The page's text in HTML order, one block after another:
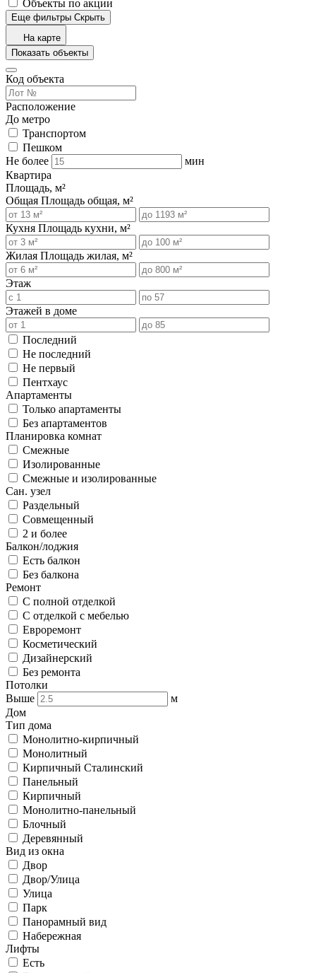
Объекты по акции
Еще фильтры Скрыть
На карте
Показать объекты
Код объекта
Расположение
До метро
Транспортом
Пешком
Не более
мин
Квартира
Площадь, м²
Общая Площадь общая, м²
Кухня Площадь кухни, м²
Жилая Площадь жилая, м²
Этаж
Этажей в доме
Последний
Не последний
Не первый
Пентхаус
Апартаменты
Только апартаменты
Без апартаментов
Планировка комнат
Смежные
Изолированные
Смежные и изолированные
Сан. узел
Раздельный
Совмещенный
2 и более
Балкон/лоджия
Есть балкон
Без балкона
Ремонт
С полной отделкой
С отделкой с мебелью
Евроремонт
Косметический
Дизайнерский
Без ремонта
Потолки
Выше
м
Дом
Тип дома
Монолитно-кирпичный
Монолитный
Кирпичный Сталинский
Панельный
Кирпичный
Монолитно-панельный
Блочный
Деревянный
Вид из окна
Двор
Двор/Улица
Улица
Парк
Панорамный вид
Набережная
Лифты
Есть